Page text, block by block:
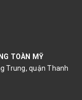
TOÀN MỸ
Trung, quận Thanh